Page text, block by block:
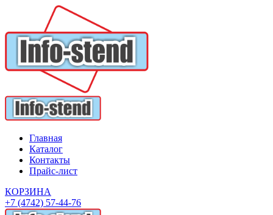
Главная
Каталог
Контакты
Прайс-лист
КОРЗИНА
+7 (4742) 57-44-76